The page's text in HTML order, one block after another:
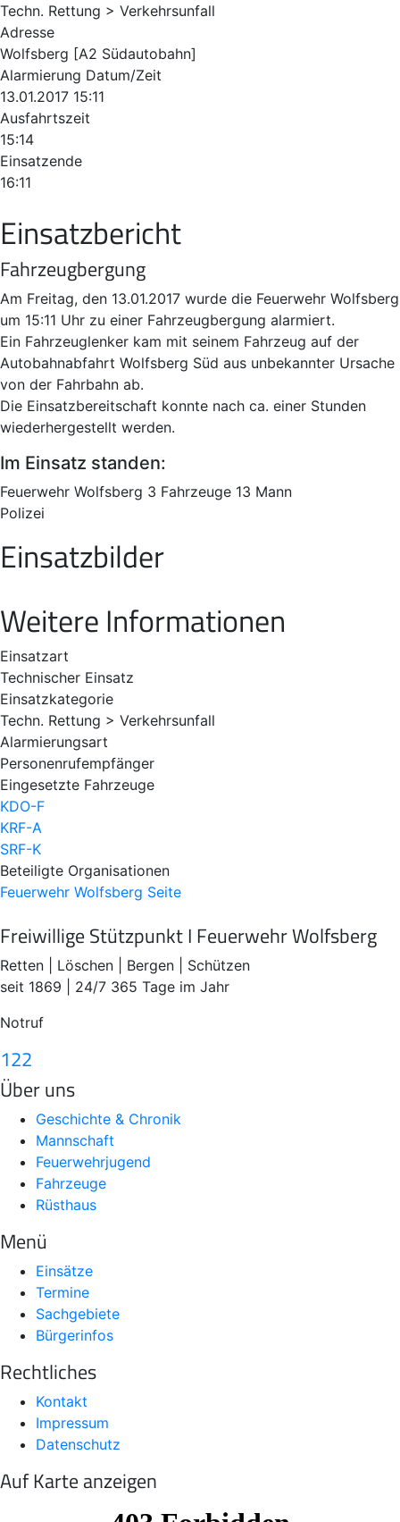
Techn. Rettung > Verkehrsunfall
Adresse
Wolfsberg [A2 Südautobahn]
Alarmierung Datum/Zeit
13.01.2017 15:11
Ausfahrtszeit
15:14
Einsatzende
16:11
Einsatzbericht
Fahrzeugbergung
Am Freitag, den 13.01.2017 wurde die Feuerwehr Wolfsberg
um 15:11 Uhr zu einer Fahrzeugbergung alarmiert.
Ein Fahrzeuglenker kam mit seinem Fahrzeug auf der
Autobahnabfahrt Wolfsberg Süd aus unbekannter Ursache
von der Fahrbahn ab.
Die Einsatzbereitschaft konnte nach ca. einer Stunden
wiederhergestellt werden.
Im Einsatz standen:
Feuerwehr Wolfsberg 3 Fahrzeuge 13 Mann
Polizei
Einsatzbilder
Weitere Informationen
Einsatzart
Technischer Einsatz
Einsatzkategorie
Techn. Rettung > Verkehrsunfall
Alarmierungsart
Personenrufempfänger
Eingesetzte Fahrzeuge
KDO-F
KRF-A
SRF-K
Beteiligte Organisationen
Feuerwehr Wolfsberg Seite
Freiwillige Stützpunkt I Feuerwehr Wolfsberg
Retten | Löschen | Bergen | Schützen
seit 1869 | 24/7 365 Tage im Jahr
Notruf
122
Über uns
Geschichte & Chronik
Mannschaft
Feuerwehrjugend
Fahrzeuge
Rüsthaus
Menü
Einsätze
Termine
Sachgebiete
Bürgerinfos
Rechtliches
Kontakt
Impressum
Datenschutz
Auf Karte anzeigen